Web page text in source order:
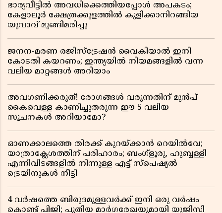
ഭാര്യവീട്ടിൽ അവധിക്കെത്തിയപ്പോൾ അപകടം;
കേളാലൂർ ക്ഷേത്രക്കുളത്തിൽ കുളിക്കാനിറങ്ങിയ
യുവാവ് മുങ്ങിമരിച്ചു
ജനന-മരണ രജിസ്ട്രേഷൻ വൈകിയാൽ ഇനി
കോടതി കയറണം; ഇന്ത്യയിൽ നിയമങ്ങളിൽ വന്ന
വലിയ മാറ്റങ്ങൾ അറിയാം
അവഗണിക്കരുത്! രോഗങ്ങൾ വരുന്നതിന് മുൻപ്
കൈവെള്ള കാണിച്ചുതരുന്ന ഈ 5 വലിയ
സൂചനകൾ അറിയാമോ?
ഓണക്കാലത്തെ തിരക്ക് കുറയ്ക്കാൻ റെയിൽവേ;
യാത്രാക്ലേശത്തിന് പരിഹാരം; ബംഗ്ളൂരു, ഹുബ്ബള്ളി
എന്നിവിടങ്ങളിൽ നിന്നുള്ള എട്ട് സ്പെഷ്യൽ
ട്രെയിനുകൾ നീട്ടി
4 വർഷത്തെ ബിരുദമുള്ളവർക്ക് ഇനി ഒരു വർഷം
കൊണ്ട് പിജി; പുതിയ മാർഗരേഖയുമായി യുജിസി